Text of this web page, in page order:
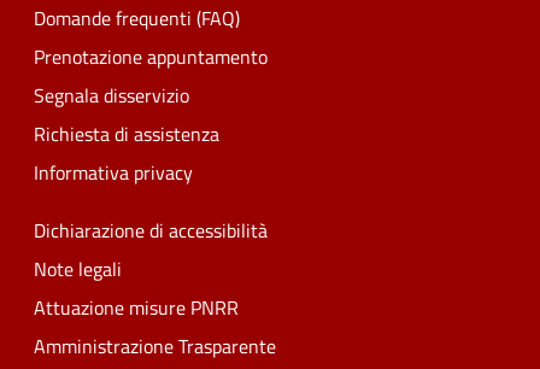
Domande frequenti (FAQ)
Prenotazione appuntamento
Segnala disservizio
Richiesta di assistenza
Informativa privacy
Dichiarazione di accessibilità
Note legali
Attuazione misure PNRR
Amministrazione Trasparente